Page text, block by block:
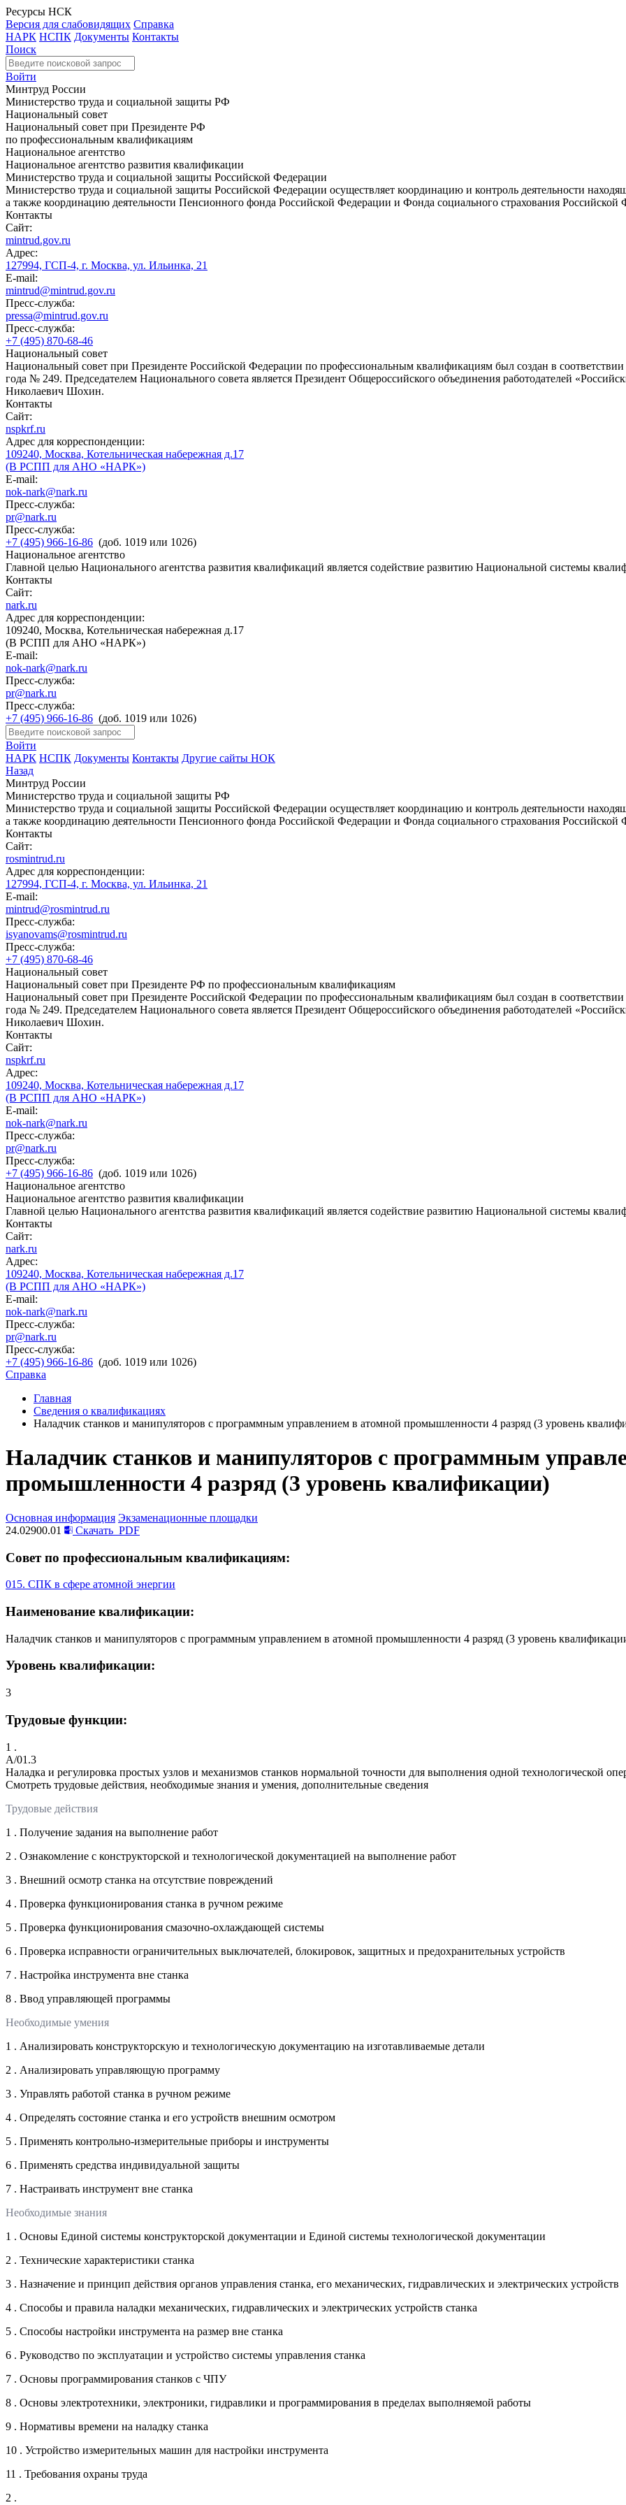
Ресурсы НСК
Версия для слабовидящих Справка
НАРК НСПК Документы Контакты
Поиск
Войти
Минтруд России
Министерство труда и социальной защиты РФ
Национальный совет
Национальный совет при Президенте РФ
по профессиональным квалификациям
Национальное агентство
Национальное агентство развития квалификации
Министерство труда и социальной защиты Российской Федерации
Министерство труда и социальной защиты Российской Федерации осуществляет координацию и контроль деятельности
а также координацию деятельности Пенсионного фонда Российской Федерации и Фонда социального страхования Российской
Контакты
Сайт:
mintrud.gov.ru
Адрес:
127994, ГСП-4, г. Москва, ул. Ильинка, 21
E-mail:
mintrud@mintrud.gov.ru
Пресс-служба:
pressa@mintrud.gov.ru
Пресс-служба:
+7 (495) 870-68-46
Национальный совет
Национальный совет при Президенте Российской Федерации по профессиональным квалификациям был создан в
года № 249. Председателем Национального совета является Президент Общероссийского объединения работодателей
Николаевич Шохин.
Контакты
Сайт:
nspkrf.ru
Адрес для корреспонденции:
109240, Москва, Котельническая набережная д.17
(В РСПП для АНО «НАРК»)
E-mail:
nok-nark@nark.ru
Пресс-служба:
pr@nark.ru
Пресс-служба:
+7 (495) 966-16-86 (доб. 1019 или 1026)
Национальное агентство
Главной целью Национального агентства развития квалификаций является содействие развитию Национальной системы
Контакты
Сайт:
nark.ru
Адрес для корреспонденции:
109240, Москва, Котельническая набережная д.17
(В РСПП для АНО «НАРК»)
E-mail:
nok-nark@nark.ru
Пресс-служба:
pr@nark.ru
Пресс-служба:
+7 (495) 966-16-86 (доб. 1019 или 1026)
Войти
НАРК НСПК Документы Контакты Другие сайты НОК
Назад
Минтруд России
Министерство труда и социальной защиты РФ
Министерство труда и социальной защиты Российской Федерации осуществляет координацию и контроль деятельности
а также координацию деятельности Пенсионного фонда Российской Федерации и Фонда социального страхования Российской
Контакты
Сайт:
rosmintrud.ru
Адрес для корреспонденции:
127994, ГСП-4, г. Москва, ул. Ильинка, 21
E-mail:
mintrud@rosmintrud.ru
Пресс-служба:
isyanovams@rosmintrud.ru
Пресс-служба:
+7 (495) 870-68-46
Национальный совет
Национальный совет при Президенте РФ по профессиональным квалификациям
Национальный совет при Президенте Российской Федерации по профессиональным квалификациям был создан в
года № 249. Председателем Национального совета является Президент Общероссийского объединения работодателей
Николаевич Шохин.
Контакты
Сайт:
nspkrf.ru
Адрес:
109240, Москва, Котельническая набережная д.17
(В РСПП для АНО «НАРК»)
E-mail:
nok-nark@nark.ru
Пресс-служба:
pr@nark.ru
Пресс-служба:
+7 (495) 966-16-86 (доб. 1019 или 1026)
Национальное агентство
Национальное агентство развития квалификации
Главной целью Национального агентства развития квалификаций является содействие развитию Национальной системы
Контакты
Сайт:
nark.ru
Адрес:
109240, Москва, Котельническая набережная д.17
(В РСПП для АНО «НАРК»)
E-mail:
nok-nark@nark.ru
Пресс-служба:
pr@nark.ru
Пресс-служба:
+7 (495) 966-16-86 (доб. 1019 или 1026)
Справка
Главная
Сведения о квалификациях
Наладчик станков и манипуляторов с программным управлением в атомной промышленности 4 разряд (3 уровень
Наладчик станков и манипуляторов с программным
промышленности 4 разряд (3 уровень квалификации)
Основная информация Экзаменационные площадки
24.02900.01
Скачать PDF
Совет по профессиональным квалификациям:
015. СПК в сфере атомной энергии
Наименование квалификации:
Наладчик станков и манипуляторов с программным управлением в атомной промышленности 4 разряд (3 уровень
Уровень квалификации:
3
Трудовые функции:
1 .
A/01.3
Наладка и регулировка простых узлов и механизмов станков нормальной точности для выполнения одной технологической
Смотреть трудовые действия, необходимые знания и умения, дополнительные сведения
Трудовые действия
1 . Получение задания на выполнение работ
2 . Ознакомление с конструкторской и технологической документацией на выполнение работ
3 . Внешний осмотр станка на отсутствие повреждений
4 . Проверка функционирования станка в ручном режиме
5 . Проверка функционирования смазочно-охлаждающей системы
6 . Проверка исправности ограничительных выключателей, блокировок, защитных и предохранительных устройств
7 . Настройка инструмента вне станка
8 . Ввод управляющей программы
Необходимые умения
1 . Анализировать конструкторскую и технологическую документацию на изготавливаемые детали
2 . Анализировать управляющую программу
3 . Управлять работой станка в ручном режиме
4 . Определять состояние станка и его устройств внешним осмотром
5 . Применять контрольно-измерительные приборы и инструменты
6 . Применять средства индивидуальной защиты
7 . Настраивать инструмент вне станка
Необходимые знания
1 . Основы Единой системы конструкторской документации и Единой системы технологической документации
2 . Технические характеристики станка
3 . Назначение и принцип действия органов управления станка, его механических, гидравлических и электрических устройств
4 . Способы и правила наладки механических, гидравлических и электрических устройств станка
5 . Способы настройки инструмента на размер вне станка
6 . Руководство по эксплуатации и устройство системы управления станка
7 . Основы программирования станков с ЧПУ
8 . Основы электротехники, электроники, гидравлики и программирования в пределах выполняемой работы
9 . Нормативы времени на наладку станка
10 . Устройство измерительных машин для настройки инструмента
11 . Требования охраны труда
2 .